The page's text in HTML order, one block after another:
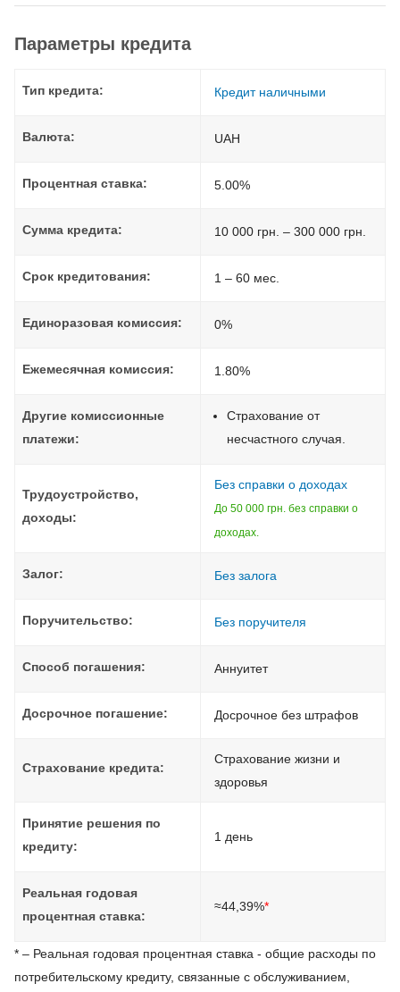
Параметры кредита
Тип кредита: Кредит наличными
Валюта: UAH
Процентная ставка: 5.00%
Сумма кредита: 10 000 грн. – 300 000 грн.
Срок кредитования: 1 – 60 мес.
Единоразовая комиссия: 0%
Ежемесячная комиссия: 1.80%
Другие комиссионные
платежи:
Страхование от
несчастного случая.
Трудоустройство,
доходы:
Без справки о доходах
До 50 000 грн. без справки о
доходах.
Залог: Без залога
Поручительство: Без поручителя
Способ погашения: Aннуитет
Досрочное погашение: Досрочное без штрафов
Страхование кредита:
Страхование жизни и
здоровья
Принятие решения по
кредиту:
1 день
Реальная годовая
процентная ставка:
≈44,39%*
* – Реальная годовая процентная ставка - общие расходы по
потребительскому кредиту, связанные с обслуживанием,